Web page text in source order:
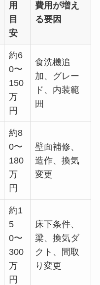
用
目
安
費用が増え
る要因
約6
0〜
150
万
円
食洗機追
加、グレー
ド、内装範
囲
約8
0〜
180
万
円
壁面補修、
造作、換気
変更
約1
5
0〜
300
万
円
床下条件、
梁、換気ダ
クト、間取
り変更